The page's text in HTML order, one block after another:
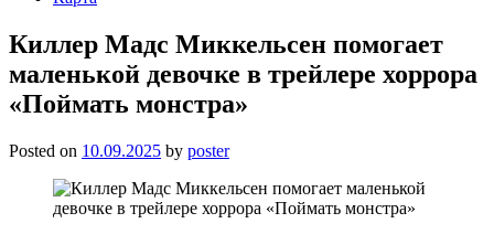
Киллер Мадс Миккельсен помогает
маленькой девочке в трейлере хоррора
«Поймать монстра»
Posted on 10.09.2025 by poster